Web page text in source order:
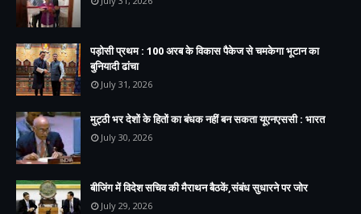
पड़ोसी प्रथम : 100 अरब के विकास पैकेज से चमकेगा भूटान का
बुनियादी ढांचा
July 31, 2026
मुट्ठी भर देशों के हितों का बंधक नहीं बन सकता यूएनएससी : भारत
July 30, 2026
बीजिंग में विदेश सचिव की मैराथन बैठकें,संबंध सुधारने पर जोर
July 29, 2026